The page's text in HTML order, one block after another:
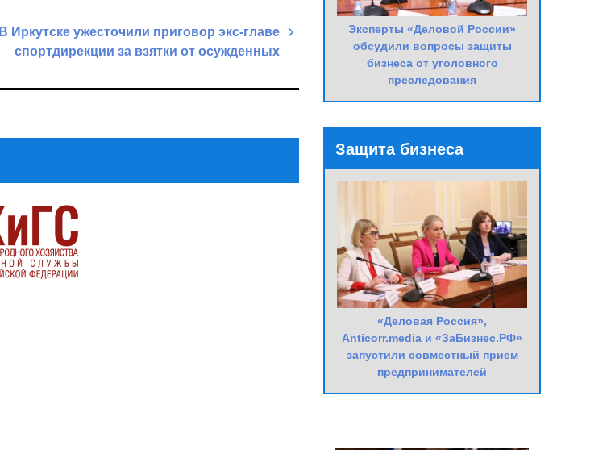
В Иркутске ужесточили приговор экс-главе
спортдирекции за взятки от осужденных
Эксперты «Деловой России»
обсудили вопросы защиты
бизнеса от уголовного
преследования
Защита бизнеса
«Деловая Россия»,
Anticorr.media и «ЗаБизнес.РФ»
запустили совместный прием
предпринимателей